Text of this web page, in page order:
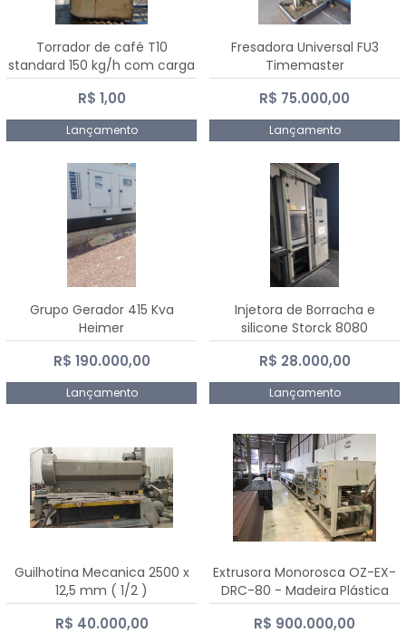
Torrador de café T10
standard 150 kg/h com carga
de 10 kg
R$ 1,00
Lançamento
Fresadora Universal FU3
Timemaster
R$ 75.000,00
Lançamento
Grupo Gerador 415 Kva
Heimer
R$ 190.000,00
Lançamento
Injetora de Borracha e
silicone Storck 8080
R$ 28.000,00
Lançamento
Guilhotina Mecanica 2500 x
12,5 mm ( 1/2 )
R$ 40.000,00
Extrusora Monorosca OZ-EX-
DRC-80 - Madeira Plástica
R$ 900.000,00